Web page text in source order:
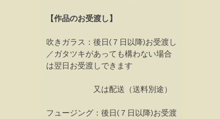
【作品のお受渡し】
吹きガラス：後日(７日以降)お受渡し
／ガタツキがあっても構わない場合
は翌日お受渡しできます
又は配送（送料別途）
フュージング：後日(７日以降)お受渡